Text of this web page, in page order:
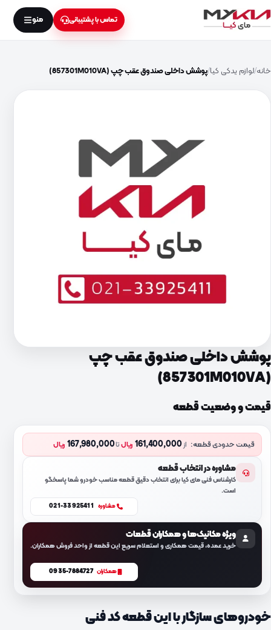
تماس با پشتیبانی منو
خانه لوازم یدکی کیا پوشش داخلی صندوق عقب چپ (857301M010VA)
پوشش داخلی صندوق عقب چپ
(857301M010VA)
قیمت و وضعیت قطعه
قیمت حدودی قطعه: از161,400,000 ریالتا167,980,000 ریال
مشاوره در انتخاب قطعه
کارشناس فنی مای کیا برای انتخاب دقیق قطعه مناسب خودرو شما پاسخگو
است.
مشاوره 021-33925411
ویژه مکانیک‌ها و همکاران قطعات
خرید عمده، قیمت همکاری و استعلام سریع این قطعه از واحد فروش همکاران.
همکاران 0935-7884727
خودروهای سازگار با این قطعه کد فنی